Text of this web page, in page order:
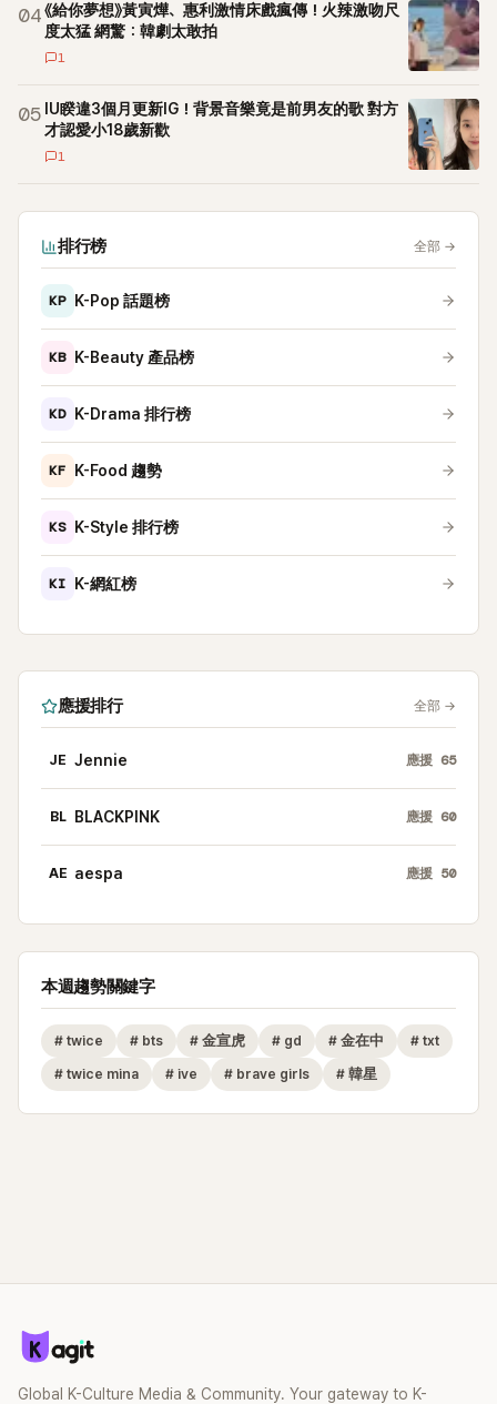
04《給你夢想》黃寅燁、惠利激情床戲瘋傳！火辣激吻尺
度太猛 網驚：韓劇太敢拍
1
05 IU睽違3個月更新IG！背景音樂竟是前男友的歌 對方
才認愛小18歲新歡
1
排行榜 全部 →
KP K-Pop 話題榜
KB K-Beauty 產品榜
KD K-Drama 排行榜
KF K-Food 趨勢
KS K-Style 排行榜
KI K-網紅榜
應援排行 全部 →
JE Jennie 應援 65
BL BLACKPINK 應援 60
AE aespa 應援 50
本週趨勢關鍵字
# twice # bts # 金宣虎 # gd # 金在中 # txt
# twice mina # ive # brave girls # 韓星
Global K-Culture Media & Community. Your gateway to K-